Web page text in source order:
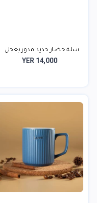
سلة خضار حديد مدور بعجل...
YER 14,000